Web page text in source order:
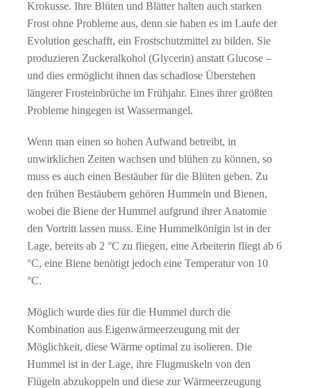
Krokusse. Ihre Blüten und Blätter halten auch starken
Frost ohne Probleme aus, denn sie haben es im Laufe der
Evolution geschafft, ein Frostschutzmittel zu bilden. Sie
produzieren Zuckeralkohol (Glycerin) anstatt Glucose –
und dies ermöglicht ihnen das schadlose Überstehen
längerer Frosteinbrüche im Frühjahr. Eines ihrer größten
Probleme hingegen ist Wassermangel.
Wenn man einen so hohen Aufwand betreibt, in
unwirklichen Zeiten wachsen und blühen zu können, so
muss es auch einen Bestäuber für die Blüten geben. Zu
den frühen Bestäubern gehören Hummeln und Bienen,
wobei die Biene der Hummel aufgrund ihrer Anatomie
den Vortritt lassen muss. Eine Hummelkönigin ist in der
Lage, bereits ab 2 °C zu fliegen, eine Arbeiterin fliegt ab 6
°C, eine Biene benötigt jedoch eine Temperatur von 10
°C.
Möglich wurde dies für die Hummel durch die
Kombination aus Eigenwärmeerzeugung mit der
Möglichkeit, diese Wärme optimal zu isolieren. Die
Hummel ist in der Lage, ihre Flugmuskeln von den
Flügeln abzukoppeln und diese zur Wärmeerzeugung